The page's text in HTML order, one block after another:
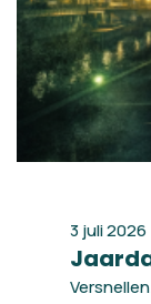
3 juli 2026